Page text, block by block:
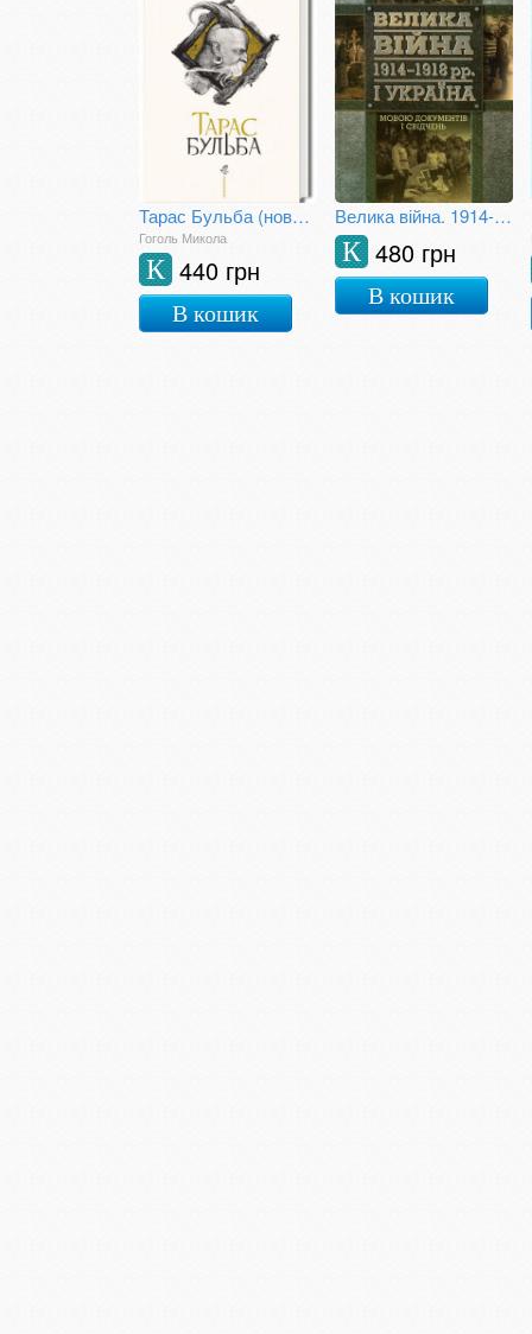
Тарас Бульба (нове ілюстроване видання)
Гоголь Микола
440 грн
К
В кошик
Велика війна. 1914-1918 рр. і Україна. Книга 2.
480 грн
К
В кошик